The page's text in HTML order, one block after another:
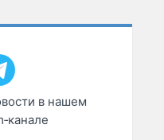
в нашем